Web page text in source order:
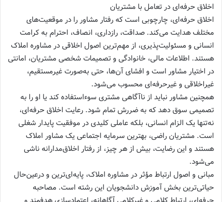
اخلاق حرفه‌ای در تعامل با مشتریان
اخلاق حرفه‌ای، چارچوبی است که رفتار مشاور را در موقعیت‌های
مختلف هدایت می‌کند. صداقت، رازداری، انصاف، احترام به کرامت
انسانی و مسئولیت‌پذیری، از مهم‌ترین اصول اخلاقی در مشاوره املاک
هستند. اطلاعات مالی، خانوادگی و تصمیمات شخصی مشتریان، امانتی
در اختیار مشاور است و افشای آن‌ها، حتی به‌صورت غیرمستقیم،
غیراخلاقی و غیرحرفه‌ای محسوب می‌شود.
همچنین مشاور نباید از ناآگاهی مشتری سوءاستفاده کند یا او را به
تصمیمی سوق دهد که به ضررش تمام شود. رعایت اخلاق حرفه‌ای،
نه‌تنها یک الزام انسانی، بلکه عاملی کلیدی در موفقیت پایدار شغلی
است. مشتریان راضی، بهترین سرمایه اجتماعی یک مشاور املاک
هستند و این رضایت، بیش از هر چیز، از رفتار اخلاق‌مدارانه ناشی
می‌شود.
مبانی و اصول ارتباط مؤثر در مشاوره املاک، پایه‌ای‌ترین و درعین‌حال
حیاتی‌ترین بخش آموزش دانشجویان این رشته است. مصاحبه